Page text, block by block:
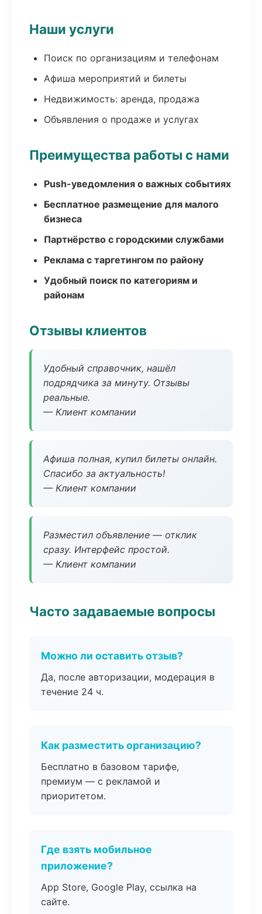
Наши услуги
Поиск по организациям и телефонам
Афиша мероприятий и билеты
Недвижимость: аренда, продажа
Объявления о продаже и услугах
Преимущества работы с нами
Push-уведомления о важных событиях
Бесплатное размещение для малого
бизнеса
Партнёрство с городскими службами
Реклама с таргетингом по району
Удобный поиск по категориям и
районам
Отзывы клиентов
Удобный справочник, нашёл
подрядчика за минуту. Отзывы
реальные.
— Клиент компании
Афиша полная, купил билеты онлайн.
Спасибо за актуальность!
— Клиент компании
Разместил объявление — отклик
сразу. Интерфейс простой.
— Клиент компании
Часто задаваемые вопросы
Можно ли оставить отзыв?
Да, после авторизации, модерация в
течение 24 ч.
Как разместить организацию?
Бесплатно в базовом тарифе,
премиум — с рекламой и
приоритетом.
Где взять мобильное
приложение?
App Store, Google Play, ссылка на
сайте.